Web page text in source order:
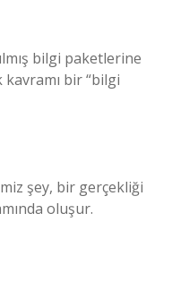
bilgi paketlerine
kavramı bir “bilgi
şey, bir gerçekliği
oluşur.